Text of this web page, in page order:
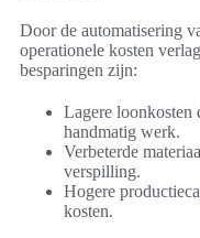
Door de automatisering
operationele kosten
besparingen zijn:
Lagere loonkosten
handmatig werk.
Verbeterde
verspilling.
Hogere
kosten.